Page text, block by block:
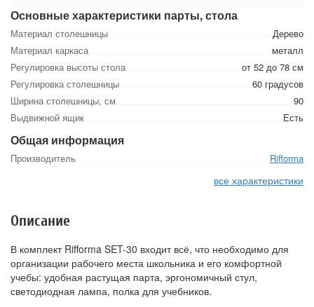
Основные характеристики парты, стола
Материал столешницы
Дерево
Материал каркаса
металл
Регулировка высоты стола
от 52 до 78 см
Регулировка столешницы
60 градусов
Ширина столешницы, см
90
Выдвижной ящик
Есть
Общая информация
Производитель Rifforma
все характеристики
Описание
В комплект Rifforma SET-30 входит всё, что необходимо для
организации рабочего места школьника и его комфортной
учебы: удобная растущая парта, эргономичный стул,
светодиодная лампа, полка для учебников.